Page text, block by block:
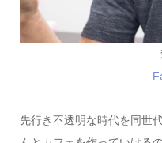
先行き不透明な時代を同世